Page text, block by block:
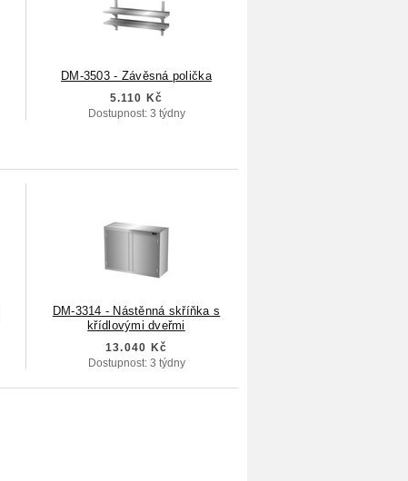
DM-3503 - Závěsná polička
5.110 Kč
Dostupnost: 3 týdny
DM-3314 - Nástěnná skříňka s
křídlovými dveřmi
13.040 Kč
Dostupnost: 3 týdny